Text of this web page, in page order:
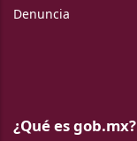
Denuncia
¿Qué es gob.mx?